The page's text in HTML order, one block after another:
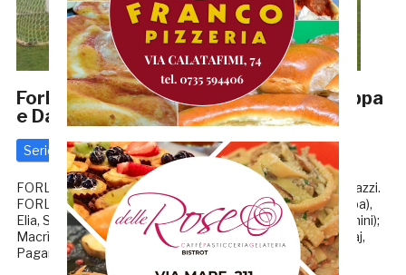
Forlì-Samb 0-2: decidono le reti di Stoppa
e Dalmazzi. LA CRONACA
Serie C 18 Gennaio 2026 diRiccardo Mancini
FORLI’-SAMB 0-2 MARCATORI: 12’pt Stoppa, 48’pt Dalmazzi.
FORLI’ (4-2-3-1): Martelli; Manetti, Saporetti (12’st Palomba),
Elia, Spinelli (12’st Onofri); Menarini, De Risio (18’st Giovannini);
Macrì, Franzolini, Coveri (12’st Selvini); Petrelli. A disp. Veliaj,
Paganelli, Mandrelli, Ripani, […]